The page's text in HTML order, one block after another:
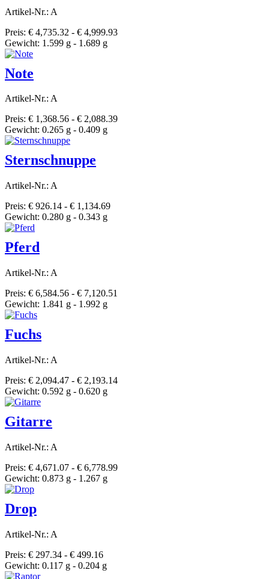
Artikel-Nr.: A
Preis: € 4,735.32 - € 4,999.93
Gewicht: 1.599 g - 1.689 g
Note
Artikel-Nr.: A
Preis: € 1,368.56 - € 2,088.39
Gewicht: 0.265 g - 0.409 g
Sternschnuppe
Artikel-Nr.: A
Preis: € 926.14 - € 1,134.69
Gewicht: 0.280 g - 0.343 g
Pferd
Artikel-Nr.: A
Preis: € 6,584.56 - € 7,120.51
Gewicht: 1.841 g - 1.992 g
Fuchs
Artikel-Nr.: A
Preis: € 2,094.47 - € 2,193.14
Gewicht: 0.592 g - 0.620 g
Gitarre
Artikel-Nr.: A
Preis: € 4,671.07 - € 6,778.99
Gewicht: 0.873 g - 1.267 g
Drop
Artikel-Nr.: A
Preis: € 297.34 - € 499.16
Gewicht: 0.117 g - 0.204 g